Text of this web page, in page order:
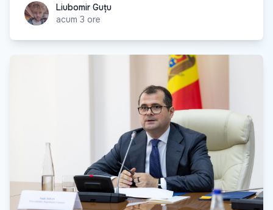
Liubomir Guțu
Liubomir Guțu
acum 3 ore